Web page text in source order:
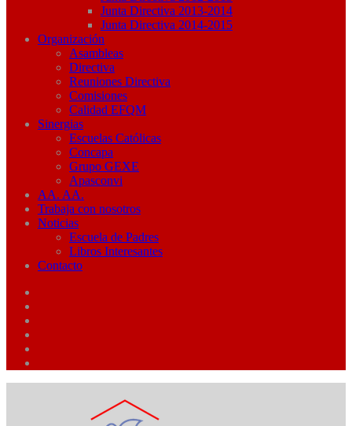
Junta Directiva 2013-2014
Junta Directiva 2014-2015
Organización
Asambleas
Directiva
Reuniones Directiva
Comisiones
Calidad EFQM
Sinergias
Escuelas Católicas
Concapa
Grupo GEXE
Apasconvi
AA. AA.
Trabaja con nosotros
Noticias
Escuela de Padres
Libros Interesantes
Contacto